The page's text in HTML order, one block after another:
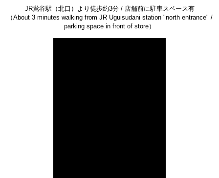
JR鴬谷駅（北口）より徒歩約3分 / 店舗前に駐車スペース有
（About 3 minutes walking from JR Uguisudani station "north entrance" /
parking space in front of store）